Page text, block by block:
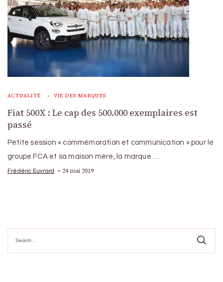
ACTUALITÉ VIE DES MARQUES
Fiat 500X : Le cap des 500.000 exemplaires est
passé
Petite session « commémoration et communication » pour le
groupe FCA et sa maison mère, la marque …
Frédéric Euvrard 24 mai 2019
for: